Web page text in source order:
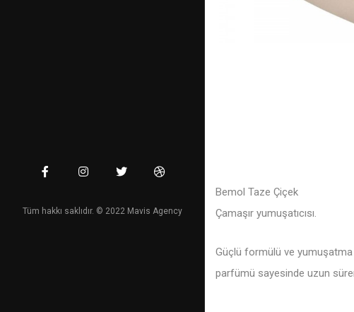
Tüm hakkı saklıdır. © 2022 Mavis Agency
Bemol Taze Çiçek
Çamaşır yumuşatıcısı.
Güçlü formülü ve yumuşatma
parfümü sayesinde uzun